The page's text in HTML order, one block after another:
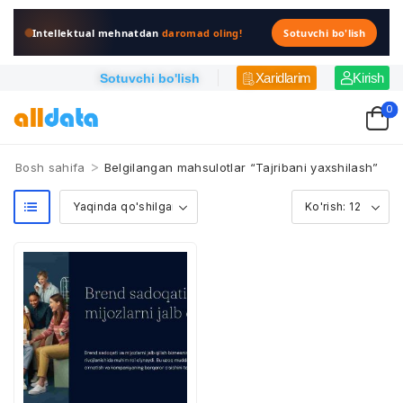
Intellektual mehnatdandaromad oling! Sotuvchi bo'lish
Sotuvchi bo'lish Xaridlarim Kirish
0
Bosh sahifa > Belgilangan mahsulotlar “Tajribani yaxshilash”